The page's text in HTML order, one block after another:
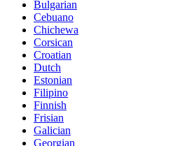
Bulgarian
Cebuano
Chichewa
Corsican
Croatian
Dutch
Estonian
Filipino
Finnish
Frisian
Galician
Georgian